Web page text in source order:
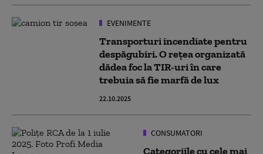
EVENIMENTE
Transporturi incendiate pentru
despăgubiri. O rețea organizată
dădea foc la TIR-uri în care
trebuia să fie marfă de lux
22.10.2025
CONSUMATORI
Categoriile cu cele mai